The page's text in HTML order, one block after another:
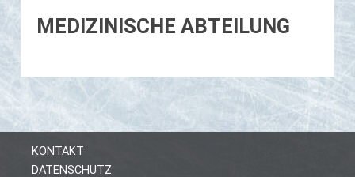
MEDIZINISCHE ABTEILUNG
KONTAKT
DATENSCHUTZ